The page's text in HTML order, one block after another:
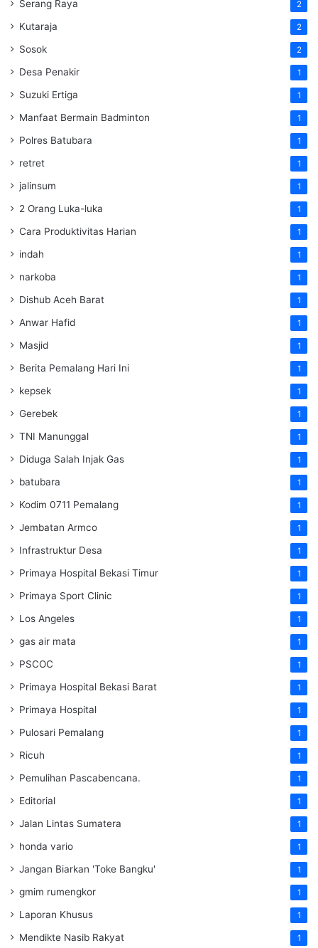
Serang Raya 2
Kutaraja 2
Sosok 2
Desa Penakir 1
Suzuki Ertiga 1
Manfaat Bermain Badminton 1
Polres Batubara 1
retret 1
jalinsum 1
2 Orang Luka-luka 1
Cara Produktivitas Harian 1
indah 1
narkoba 1
Dishub Aceh Barat 1
Anwar Hafid 1
Masjid 1
Berita Pemalang Hari Ini 1
kepsek 1
Gerebek 1
TNI Manunggal 1
Diduga Salah Injak Gas 1
batubara 1
Kodim 0711 Pemalang 1
Jembatan Armco 1
Infrastruktur Desa 1
Primaya Hospital Bekasi Timur 1
Primaya Sport Clinic 1
Los Angeles 1
gas air mata 1
PSCOC 1
Primaya Hospital Bekasi Barat 1
Primaya Hospital 1
Pulosari Pemalang 1
Ricuh 1
Pemulihan Pascabencana. 1
Editorial 1
Jalan Lintas Sumatera 1
honda vario 1
Jangan Biarkan 'Toke Bangku' 1
gmim rumengkor 1
Laporan Khusus 1
Mendikte Nasib Rakyat 1